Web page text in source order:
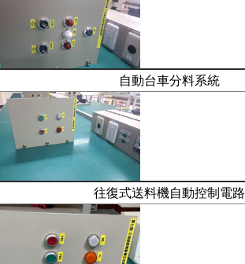
自動台車分料系統
往復式送料機自動控制電路